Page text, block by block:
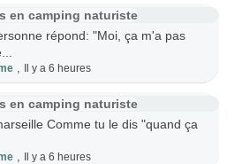
en camping naturiste
répond: "Moi, ça m'a pas
Il y a 6 heures
en camping naturiste
Comme tu le dis "quand ça
Il y a 6 heures